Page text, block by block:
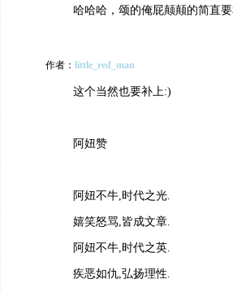
哈哈哈，颂的俺屁颠颠的简直
作者： little_red_man
这个当然也要补上:)
阿妞赞
阿妞不牛,时代之光.
嬉笑怒骂,皆成文章.
阿妞不牛,时代之英.
疾恶如仇,弘扬理性.